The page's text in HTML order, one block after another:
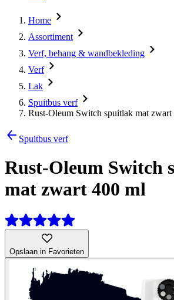
Home
Assortiment
Verf, behang & wandbekleding
Verf
Lak
Spuitbus verf
Rust-Oleum Switch spuitlak mat zwart
Spuitbus verf
Rust-Oleum Switch
mat zwart 400 ml
Opslaan in Favorieten